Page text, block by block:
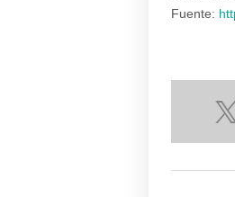
Fuente: